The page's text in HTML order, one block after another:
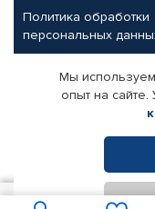
Политика обработки
персональных
Партнерам
Корпоративным
Поставщикам
© КАМАЗ ЦЕНТР
Мы
опыт на